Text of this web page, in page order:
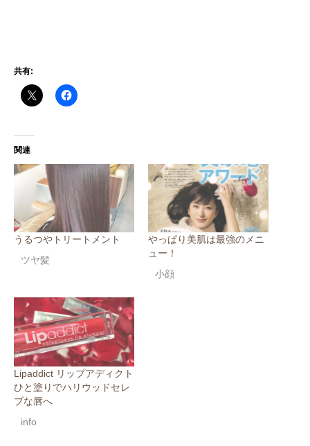
共有:
関連
うるつやトリートメント
ツヤ髪
やっぱり美肌は最強のメニ
ュー！
小顔
Lipaddict リップアディクト
ひと塗りでハリウッドセレ
ブな唇へ
info